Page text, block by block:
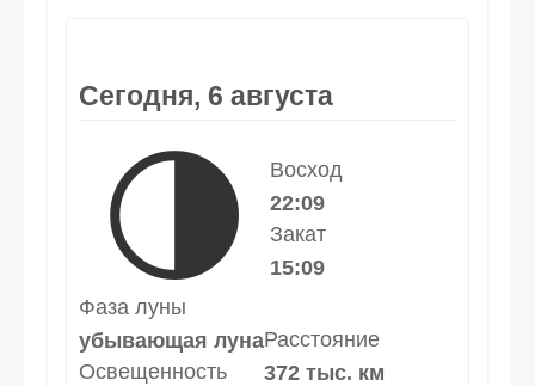
Сегодня, 6 августа
🌗
Восход
22:09
Закат
15:09
Фаза луны
убывающая луна
Освещенность
Расстояние
372 тыс. км